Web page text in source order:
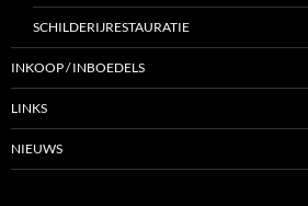
SCHILDERIJRESTAURATIE
INKOOP / INBOEDELS
LINKS
NIEUWS